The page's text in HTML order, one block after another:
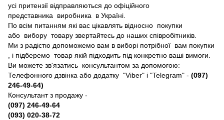
усі притензії відправляються до офіційного
представника виробника в Україні.
По всім питанням які вас цікавлять відносно покупки
або вибору товару звертайтесь до наших співробітників.
Ми з радістю допоможемо вам в виборі потрібної вам покупки
, і підберемо товар якій підходить під конкретно ваші вимоги.
Ви можете зв'язатись консультантом за допомогою:
Телефонного дзвінка або додатку "Viber" і "Telegram" - (097)
246-49-64)
Консультант з продажу -
(097) 246-49-64
(093) 020-38-72